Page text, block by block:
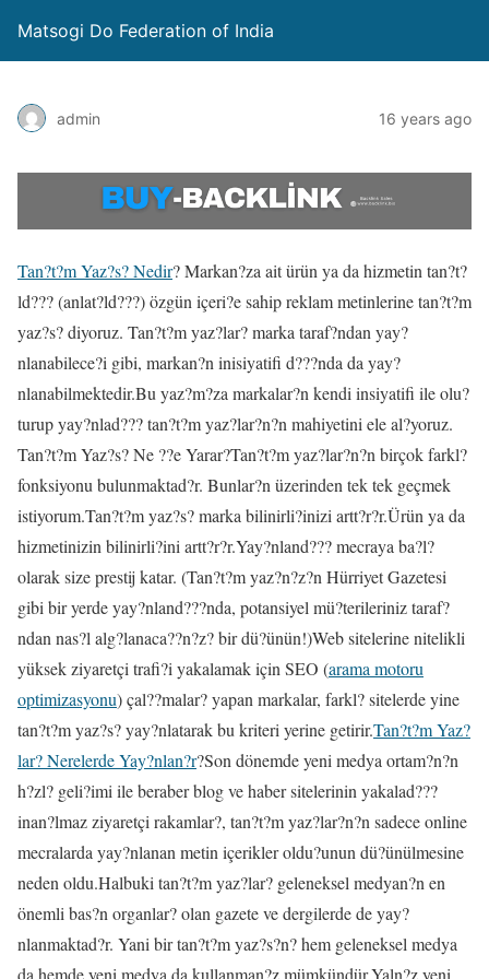
Matsogi Do Federation of India
admin 16 years ago
Tan?t?m Yaz?s? Nedir? Markan?za ait ürün ya da hizmetin tan?t?
ld??? (anlat?ld???) özgün içeri?e sahip reklam metinlerine tan?t?m
yaz?s? diyoruz. Tan?t?m yaz?lar? marka taraf?ndan yay?
nlanabilece?i gibi, markan?n inisiyatifi d???nda da yay?
nlanabilmektedir.Bu yaz?m?za markalar?n kendi insiyatifi ile olu?
turup yay?nlad??? tan?t?m yaz?lar?n?n mahiyetini ele al?yoruz.
Tan?t?m Yaz?s? Ne ??e Yarar?Tan?t?m yaz?lar?n?n birçok farkl?
fonksiyonu bulunmaktad?r. Bunlar?n üzerinden tek tek geçmek
istiyorum.Tan?t?m yaz?s? marka bilinirli?inizi artt?r?r.Ürün ya da
hizmetinizin bilinirli?ini artt?r?r.Yay?nland??? mecraya ba?l?
olarak size prestij katar. (Tan?t?m yaz?n?z?n Hürriyet Gazetesi
gibi bir yerde yay?nland???nda, potansiyel mü?terileriniz taraf?
ndan nas?l alg?lanaca??n?z? bir dü?ünün!)Web sitelerine nitelikli
yüksek ziyaretçi trafi?i yakalamak için SEO (arama motoru
optimizasyonu) çal??malar? yapan markalar, farkl? sitelerde yine
tan?t?m yaz?s? yay?nlatarak bu kriteri yerine getirir.Tan?t?m Yaz?
lar? Nerelerde Yay?nlan?r?Son dönemde yeni medya ortam?n?n
h?zl? geli?imi ile beraber blog ve haber sitelerinin yakalad???
inan?lmaz ziyaretçi rakamlar?, tan?t?m yaz?lar?n?n sadece online
mecralarda yay?nlanan metin içerikler oldu?unun dü?ünülmesine
neden oldu.Halbuki tan?t?m yaz?lar? geleneksel medyan?n en
önemli bas?n organlar? olan gazete ve dergilerde de yay?
nlanmaktad?r. Yani bir tan?t?m yaz?s?n? hem geleneksel medya
da hemde yeni medya da kullanman?z mümkündür.Yaln?z yeni